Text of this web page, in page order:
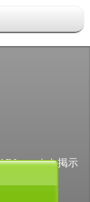
マークを掲示